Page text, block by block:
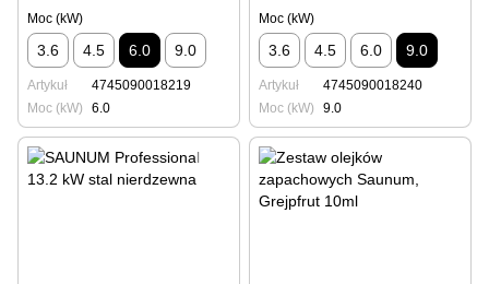
Moc (kW)
3.6 4.5 6.0 9.0
Artykuł
4745090018219
Moc (kW)
6.0
Moc (kW)
3.6 4.5 6.0 9.0
Artykuł
4745090018240
Moc (kW)
9.0